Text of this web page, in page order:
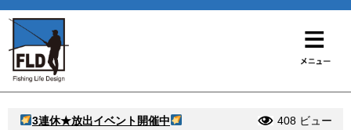
3連休★放出イベント開催中 408 ビュー